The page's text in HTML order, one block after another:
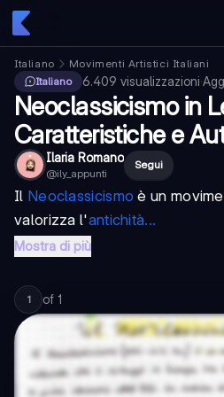
Italiano
Movimenti Artistici Italiani
Italiano
6.409 visualizzazioni·
Neoclassicismo in
Caratteristiche e
Ilaria Romano
@ily_appunti
Segui
Il Neoclassicismo è un
valorizza l'antichità...
Mostra di più
1 of 1